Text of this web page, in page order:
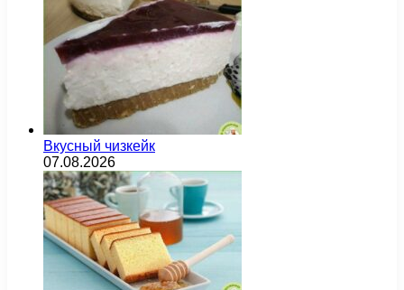
Вкусный чизкейк
07.08.2026